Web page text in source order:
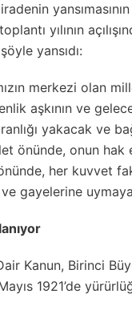
yılının
yansıdı:
merkezi olan
aşkının ve
yakacak ve
önünde, onun hak
her kuvvet
gayelerine
Kanun, Birinci
1921’de